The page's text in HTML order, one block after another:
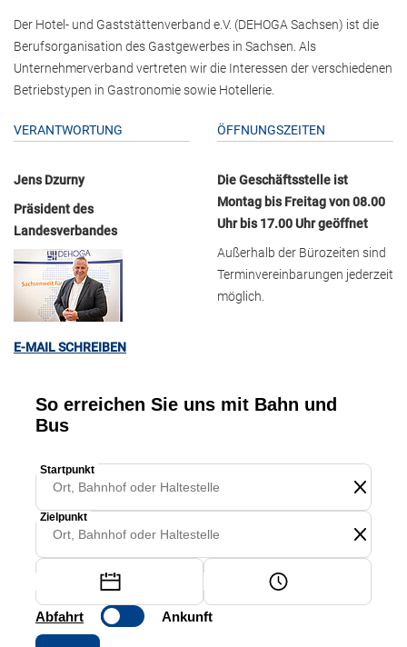
Der Hotel- und Gaststättenverband e.V. (DEHOGA Sachsen) ist die
Berufsorganisation des Gastgewerbes in Sachsen. Als
Unternehmerverband vertreten wir die Interessen der verschiedenen
Betriebstypen in Gastronomie sowie Hotellerie.
VERANTWORTUNG
Jens Dzurny
Präsident des
Landesverbandes
E-MAIL SCHREIBEN
ÖFFNUNGSZEITEN
Die Geschäftsstelle ist
Montag bis Freitag von 08.00
Uhr bis 17.00 Uhr geöffnet
Außerhalb der Bürozeiten sind
Terminvereinbarungen jederzeit
möglich.